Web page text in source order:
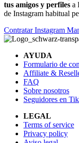
tus amigos y perfiles a
de Instagram habitual
Contratar Instagram
AYUDA
Formulario de
Affiliate &
FAQ
Sobre nosotros
Seguidores en
LEGAL
Terms of service
Privacy policy